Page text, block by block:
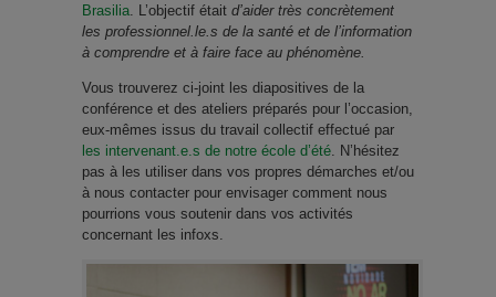
Brasilia . L’objectif était d’aider très concrètement
les professionnel.le.s de la santé et de l’information
à comprendre et à faire face au phénomène.
Vous trouverez ci-joint les diapositives de la
conférence et des ateliers préparés pour l’occasion,
eux-mêmes issus du travail collectif effectué par
les intervenant.e.s de notre école d’été . N’hésitez
pas à les utiliser dans vos propres démarches et/ou
à nous contacter pour envisager comment nous
pourrions vous soutenir dans vos activités
concernant les infoxs.